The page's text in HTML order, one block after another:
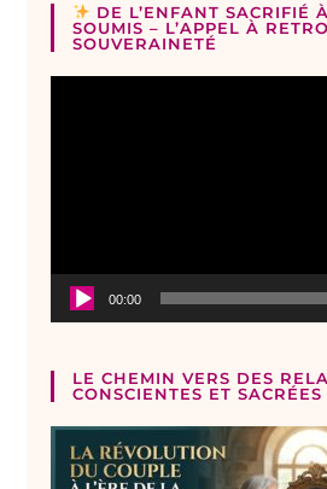
DE L’ENFANT SACRIFIÉ
SOUMIS – L’APPEL À
SOUVERAINETÉ
00:00
LE CHEMIN VERS DES
CONSCIENTES ET SACRÉES